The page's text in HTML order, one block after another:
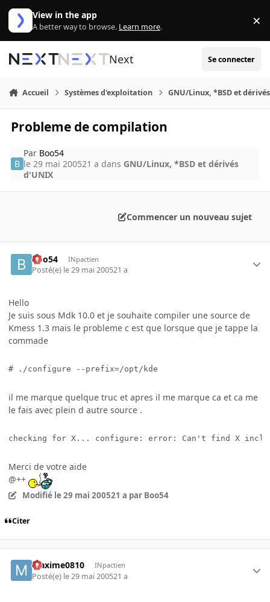
Aller au contenu
View in the app
A better way to browse. Learn more. ×
Next Se connecter
Accueil Systèmes d'exploitation GNU/Linux, *BSD et
Probleme de compilation
Par Boo54
le 29 mai 200521 a dans GNU/Linux, *BSD et dérivés
d'UNIX
Commencer un nouveau sujet
Boo54 INpactien
Posté(e) le 29 mai 200521 a
Hello
Je suis sous Mdk 10.0 et je souhaite compiler une source de
Kmess 1.3 mais le probleme c est que lorsque que je tappe la
commade
# ./configure --prefix=/opt/kde
il me marque quelque truc et apres il me marque ca et ca me
le fais avec plein d autre source .
checking for X... configure: error: Can't find X
Merci de votre aide
@++
Modifié le 29 mai 200521 a par Boo54
Citer
Maxime0810 INpactien
Posté(e) le 29 mai 200521 a